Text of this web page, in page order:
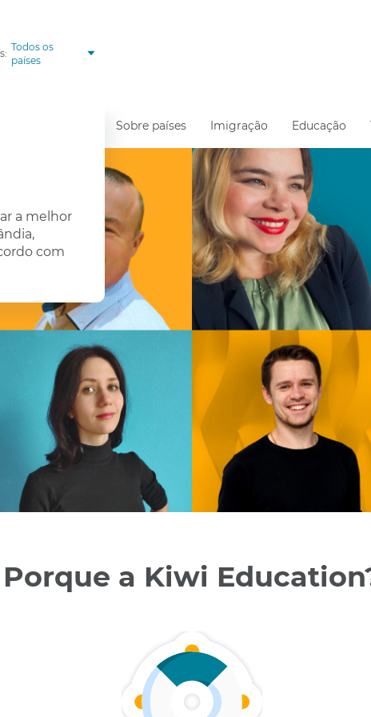
Todos os
países
a melhor
com
Sobre países Imigração Educação
Porque a Kiwi